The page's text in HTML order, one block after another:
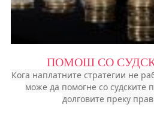
ПОМОШ СО
Кога наплатните стратегии не
може да помогне со судските
долговите преку